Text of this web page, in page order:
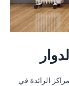
الرائدة في